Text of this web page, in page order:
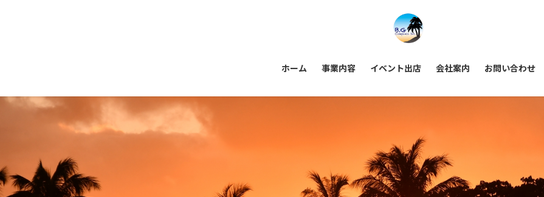
移
ン
ホーム 事業内容 イベント出店 会社案内 お問い合わせ